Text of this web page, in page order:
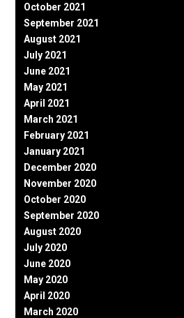
October 2021
September 2021
August 2021
July 2021
June 2021
May 2021
April 2021
March 2021
February 2021
January 2021
December 2020
November 2020
October 2020
September 2020
August 2020
July 2020
June 2020
May 2020
April 2020
March 2020